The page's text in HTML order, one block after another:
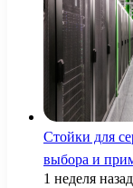
Стойки для
выбора и
1 неделя назад